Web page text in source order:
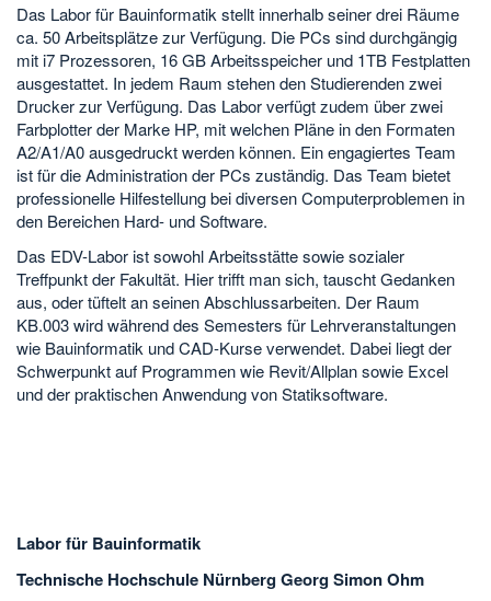
Das Labor für Bauinformatik stellt innerhalb seiner drei Räume
ca. 50 Arbeitsplätze zur Verfügung. Die PCs sind durchgängig
mit i7 Prozessoren, 16 GB Arbeitsspeicher und 1TB Festplatten
ausgestattet. In jedem Raum stehen den Studierenden zwei
Drucker zur Verfügung. Das Labor verfügt zudem über zwei
Farbplotter der Marke HP, mit welchen Pläne in den Formaten
A2/A1/A0 ausgedruckt werden können. Ein engagiertes Team
ist für die Administration der PCs zuständig. Das Team bietet
professionelle Hilfestellung bei diversen Computerproblemen in
den Bereichen Hard- und Software.
Das EDV-Labor ist sowohl Arbeitsstätte sowie sozialer
Treffpunkt der Fakultät. Hier trifft man sich, tauscht Gedanken
aus, oder tüftelt an seinen Abschlussarbeiten. Der Raum
KB.003 wird während des Semesters für Lehrveranstaltungen
wie Bauinformatik und CAD-Kurse verwendet. Dabei liegt der
Schwerpunkt auf Programmen wie Revit/Allplan sowie Excel
und der praktischen Anwendung von Statiksoftware.
Labor für Bauinformatik
Technische Hochschule Nürnberg Georg Simon Ohm